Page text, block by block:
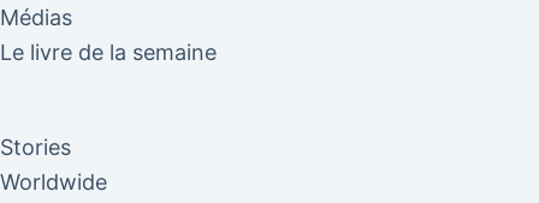
Médias
Le livre de la semaine
Stories
Worldwide